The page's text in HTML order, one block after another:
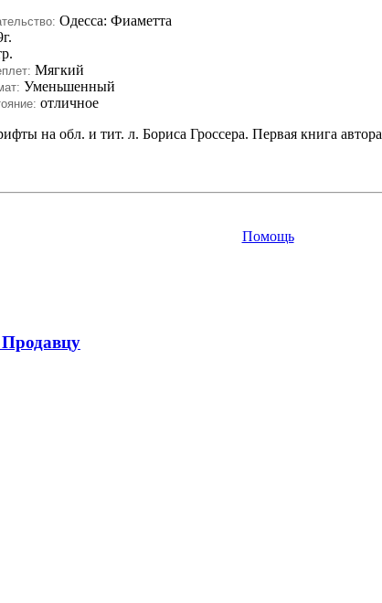
Одесса: Фиаметта
Мягкий
Уменьшенный
отличное
на обл. и тит. л. Бориса Гроссера. Первая книга автора
Помощь
Продавцу